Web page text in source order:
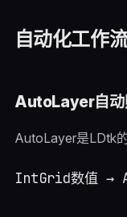
自动化工作
AutoLayer自动
AutoLayer是LDtk
IntGrid数值 →